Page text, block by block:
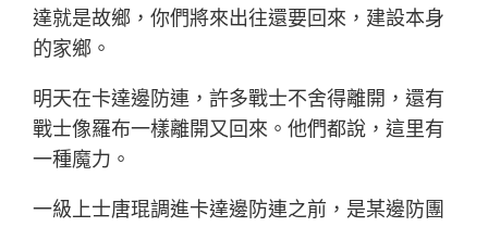
達就是故鄉，你們將來出往還要回來，建設本身
的家鄉。
明天在卡達邊防連，許多戰士不舍得離開，還有
戰士像羅布一樣離開又回來。他們都說，這里有
一種魔力。
一級上士唐琨調進卡達邊防連之前，是某邊防團